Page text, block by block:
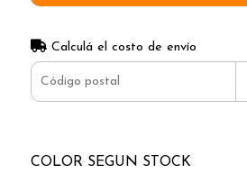
Calculá el costo de envío
COLOR SEGUN STOCK